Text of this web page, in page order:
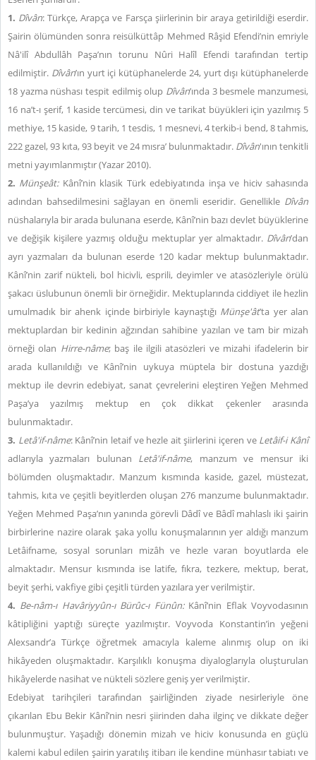
1. Dîvân: Türkçe, Arapça ve Farsça şiirlerinin bir araya getirildiği eserdir.
Şairin ölümünden sonra reisülküttâp Mehmed Râşid Efendi’nin emriyle
Nâ'ilî Abdullâh Paşa’nın torunu Nûri Halîl Efendi tarafından tertip
edilmiştir. Dîvân’ın yurt içi kütüphanelerde 24, yurt dışı kütüphanelerde
18 yazma nüshası tespit edilmiş olup Dîvân’ında 3 besmele manzumesi,
16 na’t-ı şerif, 1 kaside tercümesi, din ve tarikat büyükleri için yazılmış 5
methiye, 15 kaside, 9 tarih, 1 tesdis, 1 mesnevi, 4 terkib-i bend, 8 tahmis,
222 gazel, 93 kıta, 93 beyit ve 24 mısra’ bulunmaktadır. Dîvân'ının tenkitli
metni yayımlanmıştır (Yazar 2010).
2. Münşeât: Kânî’nin klasik Türk edebiyatında inşa ve hiciv sahasında
adından bahsedilmesini sağlayan en önemli eseridir. Genellikle Dîvân
nüshalarıyla bir arada bulunana eserde, Kânî’nin bazı devlet büyüklerine
ve değişik kişilere yazmış olduğu mektuplar yer almaktadır. Dîvân’dan
ayrı yazmaları da bulunan eserde 120 kadar mektup bulunmaktadır.
Kânî’nin zarif nükteli, bol hicivli, esprili, deyimler ve atasözleriyle örülü
şakacı üslubunun önemli bir örneğidir. Mektuplarında ciddiyet ile hezlin
umulmadık bir ahenk içinde birbiriyle kaynaştığı Münşe'ât’ta yer alan
mektuplardan bir kedinin ağzından sahibine yazılan ve tam bir mizah
örneği olan Hirre-nâme; baş ile ilgili atasözleri ve mizahi ifadelerin bir
arada kullanıldığı ve Kânî’nin uykuya müptela bir dostuna yazdığı
mektup ile devrin edebiyat, sanat çevrelerini eleştiren Yeğen Mehmed
Paşa’ya yazılmış mektup en çok dikkat çekenler arasında
bulunmaktadır.
3. Letâ'if-nâme: Kânî’nin letaif ve hezle ait şiirlerini içeren veLetâif-i Kânî
adlarıyla yazmaları bulunan Letâ'if-nâme, manzum ve mensur iki
bölümden oluşmaktadır. Manzum kısmında kaside, gazel, müstezat,
tahmis, kıta ve çeşitli beyitlerden oluşan 276 manzume bulunmaktadır.
Yeğen Mehmed Paşa’nın yanında görevli Dâdî ve Bâdî mahlaslı iki şairin
birbirlerine nazire olarak şaka yollu konuşmalarının yer aldığı manzum
Letâifname, sosyal sorunları mizâh ve hezle varan boyutlarda ele
almaktadır. Mensur kısmında ise latife, fıkra, tezkere, mektup, berat,
beyit şerhi, vakfiye gibi çeşitli türden yazılara yer verilmiştir.
4. Be-nâm-ı Havâriyyûn-ı Bürûc-ı Fünûn: Kânî’nin Eflak Voyvodasının
kâtipliğini yaptığı süreçte yazılmıştır. Voyvoda Konstantin’in yeğeni
Alexsandr’a Türkçe öğretmek amacıyla kaleme alınmış olup on iki
hikâyeden oluşmaktadır. Karşılıklı konuşma diyaloglarıyla oluşturulan
hikâyelerde nasihat ve nükteli sözlere geniş yer verilmiştir.
Edebiyat tarihçileri tarafından şairliğinden ziyade nesirleriyle öne
çıkarılan Ebu Bekir Kânî’nin nesri şiirinden daha ilginç ve dikkate değer
bulunmuştur. Yaşadığı dönemin mizah ve hiciv konusunda en güçlü
kalemi kabul edilen şairin yaratılış itibarı ile kendine münhasır tabiatı ve